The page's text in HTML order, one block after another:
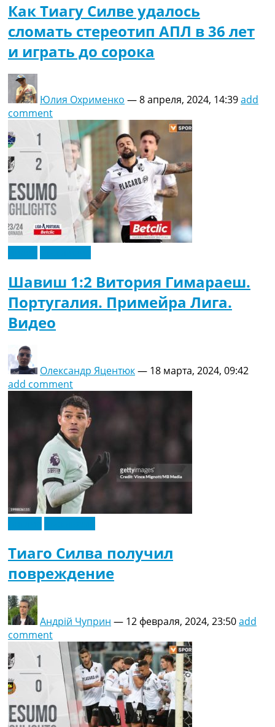
Как Тиагу Силве удалось
сломать стереотип АПЛ в 36 лет
и играть до сорока
Юлия Охрименко —8 апреля, 2024, 14:39add
comment
Шавиш 1:2 Витория Гимараеш.
Португалия. Примейра Лига.
Видео
Олександр Яцентюк— 18 марта, 2024, 09:42
add comment
Тиаго Силва получил
повреждение
Андрій Чуприн — 12 февраля, 2024, 23:50add
comment